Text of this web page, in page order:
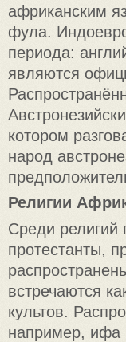
африканским
фула.
периода:
являются
котором
народ
Религии
Среди религий
протестанты,
встречаются
культов.
например, ифа